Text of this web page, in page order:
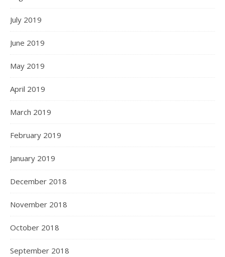
July 2019
June 2019
May 2019
April 2019
March 2019
February 2019
January 2019
December 2018
November 2018
October 2018
September 2018